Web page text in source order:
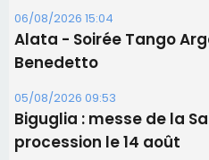
09/08/2026 11:04
Festa di l’Associi
06/08/2026 15:57
Ucciani – Marché des
11 août
06/08/2026 15:25